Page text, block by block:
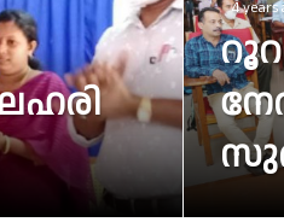
ago
കളക്ടർ